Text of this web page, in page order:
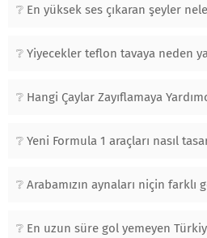
En yüksek ses çıkaran şeyler
Yiyecekler teflon tavaya neden
Hangi Çaylar Zayıflamaya
Yeni Formula 1 araçları nasıl
Arabamızın aynaları niçin farklı
En uzun süre gol yemeyen